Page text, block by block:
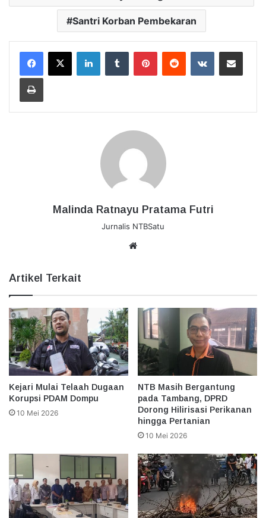
Santri Korban Pembekaran
LinkedInTumblr PinterestReddit VKontakteBagikan Lewat Email
Cetak
Malinda Ratnayu Pratama Futri
Jurnalis NTBSatu
Artikel Terkait
Kejari Mulai Telaah Dugaan
Korupsi PDAM Dompu
10 Mei 2026
NTB Masih Bergantung
pada Tambang, DPRD
Dorong Hilirisasi Perikanan
hingga Pertanian
10 Mei 2026